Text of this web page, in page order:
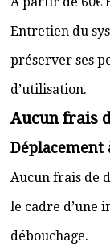
Entretien du
préserver ses
d’utilisation.
Aucun frais
Déplacement
Aucun frais de
le cadre d’une
débouchage.